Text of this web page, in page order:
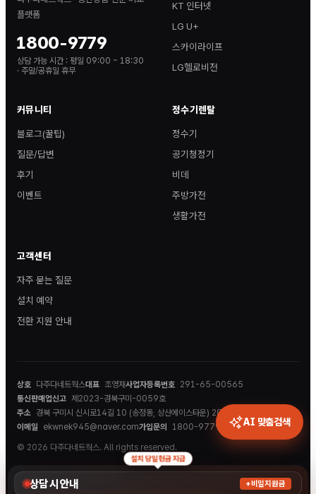
상담 시 안내 +비밀지원금
설치 당일 현금 지급
플랫폼
1800-9779
상담 가능 시간 : 평일 09:00 ~ 18:30
· 주말/공휴일 휴무
KT 인터넷
LG U+
스카이라이프
LG헬로비전
커뮤니티
블로그(꿀팁)
질문/답변
후기
이벤트
정수기렌탈
정수기
공기청정기
비데
주방가전
생활가전
고객센터
자주 묻는 질문
설치 예약
전환 지원 안내
상호 다주다네트웍스대표 조영재사업자등록번호 291-65-00565
통신판매업신고 제2023-경북구미-0059호
주소 경북 구미시 신시로14길 10 (송정동, 상산에이스타운) 202호
이메일
ekwnek945@naver.com가입문의 1800-9779
© 2026 다주다네트웍스. All rights reserved.
AI 맞춤검색